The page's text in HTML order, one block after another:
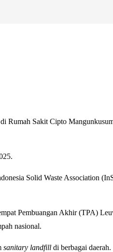
Rumah Sakit Cipto
Solid Waste Association
Pembuangan Akhir (TPA)
nasional.
sanitary landfill di berbagai